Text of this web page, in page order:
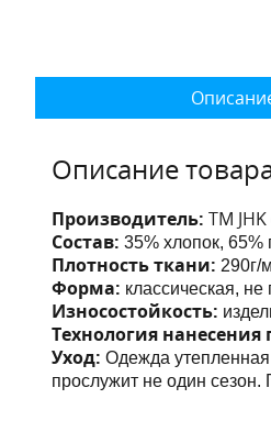
Описание
Производитель: ТМ
Состав: 35% хлопок, 65%
Плотность ткани: 290г/
Форма: классическая,
Износостойкость:
Технология нанесения
Уход: Одежда
прослужит не один сезон.